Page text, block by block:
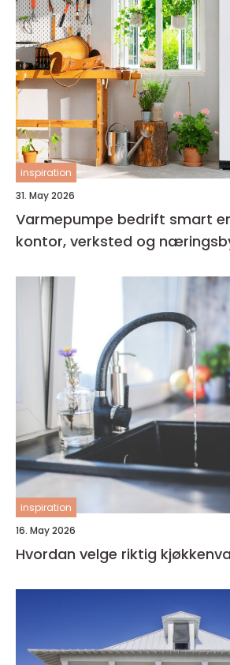
inspiration
31. May 2026
Varmepumpe bedrift smart energi for
kontor, verksted og
inspiration
16. May 2026
Hvordan velge riktig